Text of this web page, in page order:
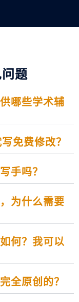
题
哪些学术辅
免费修改？
手吗？
为什么需要
何？我可以
全原创的？